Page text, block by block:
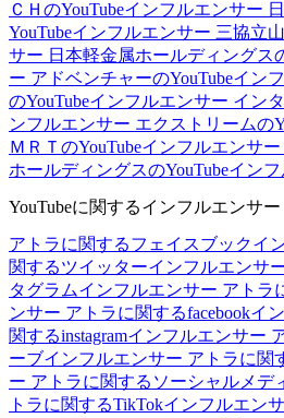
ＣＨのYouTubeインフルエンサー
YouTubeインフルエンサー 三協立
サー 日本軽金属ホールディングス
ー アドベンチャーのYouTubeイン
のYouTubeインフルエンサー イン
ンフルエンサー エクストリームの
ＭＲＴのYouTubeインフルエンサー
ホールディングスのYouTubeイン
YouTubeに関するインフルエンサー
アトラに関するフェイスブックイ
関するツイッターインフルエンサ
タグラムインフルエンサー アトラ
ンサー アトラに関するfacebookイ
関するinstagramインフルエンサー
ーブインフルエンサー アトラに関
ー アトラに関するソーシャルメデ
トラに関するTikTokインフルエン